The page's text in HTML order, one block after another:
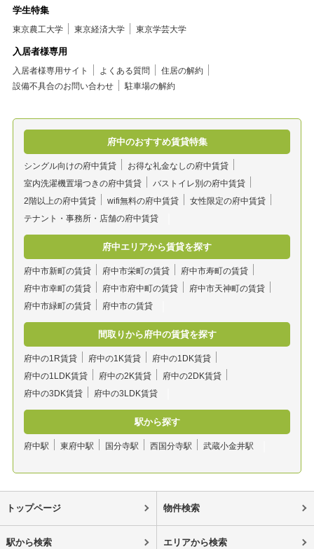
学生特集
東京農工大学 東京経済大学 東京学芸大学
入居者様専用
入居者様専用サイト よくある質問
住居の解約
設備不具合のお問い合わせ
駐車場の解約
府中のおすすめ賃貸特集
シングル向けの府中賃貸
お得な礼金なしの府中賃貸
室内洗濯機置場つきの府中賃貸
バストイレ別の府中賃貸
2階以上の府中賃貸
wifi無料の府中賃貸
女性限定の府中賃貸
テナント・事務所・店舗の府中賃貸
府中エリアから賃貸を探す
府中市新町の賃貸 府中市栄町の賃貸
府中市寿町の賃貸
府中市幸町の賃貸
府中市府中町の賃貸
府中市天神町の賃貸
府中市緑町の賃貸
府中市の賃貸
間取りから府中の賃貸を探す
府中の1R賃貸 府中の1K賃貸
府中の1DK賃貸
府中の1LDK賃貸
府中の2K賃貸
府中の2DK賃貸
府中の3DK賃貸
府中の3LDK賃貸
駅から探す
府中駅 東府中駅 国分寺駅 西国分寺駅 武蔵小金井駅
トップページ 物件検索
駅から検索 エリアから検索